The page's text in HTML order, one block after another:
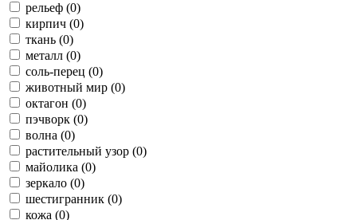
рельеф (0)
кирпич (0)
ткань (0)
металл (0)
соль-перец (0)
животный мир (0)
октагон (0)
пэчворк (0)
волна (0)
растительный узор (0)
майолика (0)
зеркало (0)
шестигранник (0)
кожа (0)